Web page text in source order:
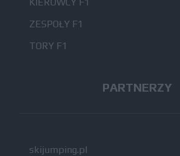
KIEROWCY F1
ZESPOŁY F1
TORY F1
PARTNERZY
skijumping.pl